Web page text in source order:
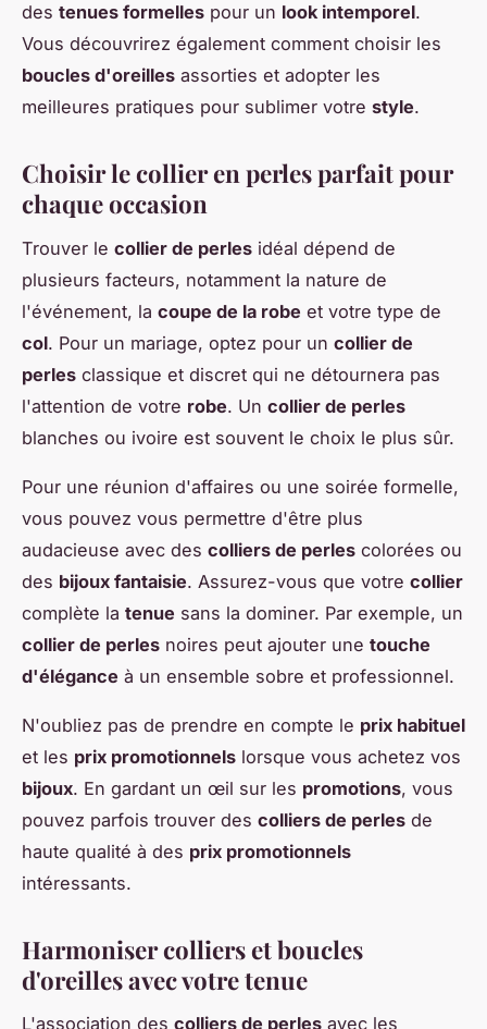
des tenues formelles pour un look intemporel.
Vous découvrirez également comment choisir les
boucles d'oreilles assorties et adopter les
meilleures pratiques pour sublimer votre style.
Choisir le collier en perles parfait pour
chaque occasion
Trouver le collier de perles idéal dépend de
plusieurs facteurs, notamment la nature de
l'événement, la coupe de la robe et votre type de
col. Pour un mariage, optez pour un collier de
perles classique et discret qui ne détournera pas
l'attention de votre robe. Un collier de perles
blanches ou ivoire est souvent le choix le plus sûr.
Pour une réunion d'affaires ou une soirée formelle,
vous pouvez vous permettre d'être plus
audacieuse avec des colliers de perles colorées ou
des bijoux fantaisie. Assurez-vous que votre collier
complète la tenue sans la dominer. Par exemple, un
collier de perles noires peut ajouter une touche
d'élégance à un ensemble sobre et professionnel.
N'oubliez pas de prendre en compte le prix habituel
et les prix promotionnels lorsque vous achetez vos
bijoux. En gardant un œil sur les promotions, vous
pouvez parfois trouver des colliers de perles de
haute qualité à des prix promotionnels
intéressants.
Harmoniser colliers et boucles
d'oreilles avec votre tenue
L'association des colliers de perles avec les